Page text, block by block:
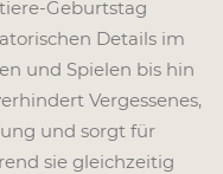
Geburtstag
Details im
und Spielen bis hin
Vergessenes,
und sorgt für
sie gleichzeitig